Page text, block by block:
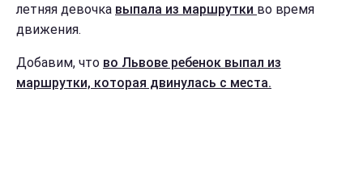
летняя девочка выпала из маршрутки во время
движения.
Добавим, что во Львове ребенок выпал из
маршрутки, которая двинулась с места.